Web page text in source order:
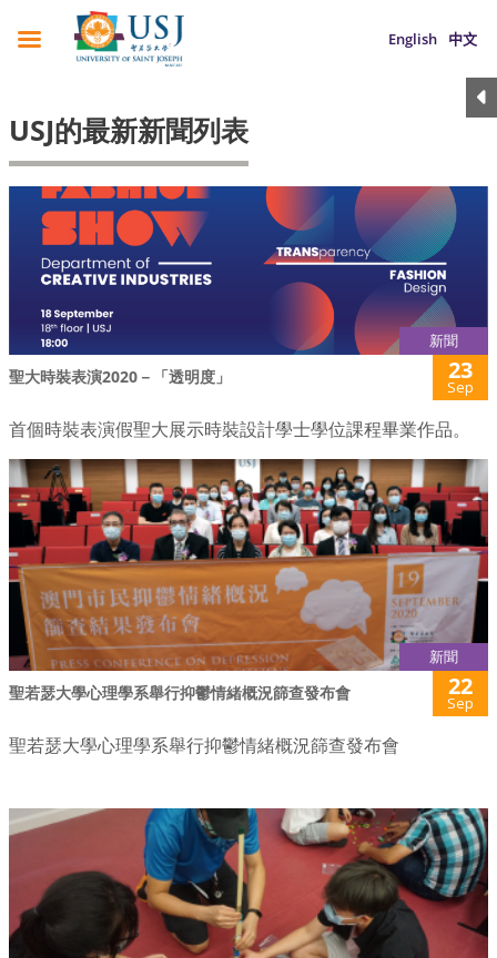
English 中文
USJ的最新新聞列表
新聞
聖大時裝表演2020－「透明度」 23
Sep
首個時裝表演假聖大展示時裝設計學士學位課程畢業作品。
新聞
聖若瑟大學心理學系舉行抑鬱情緒概況篩查發布會 22
Sep
聖若瑟大學心理學系舉行抑鬱情緒概況篩查發布會